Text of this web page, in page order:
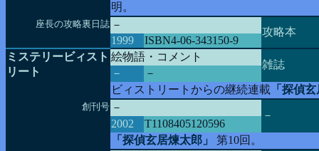
明。
座長の攻略裏日誌 －
攻略本
1999
ISBN4-06-343150-9
ミステリービィスト
リート
絵物語・コメント
雑誌
－
－
ビィストリートからの継続連載 「探偵
創刊号 －
－
2002
T1108405120596
「探偵玄居煉太郎」
第10回。